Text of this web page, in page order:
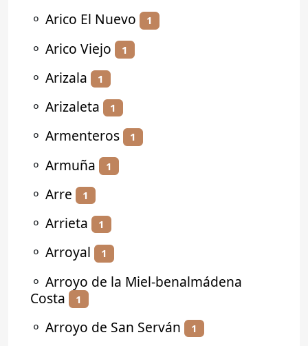
⚬ Arico El Nuevo 1
⚬ Arico Viejo 1
⚬ Arizala 1
⚬ Arizaleta 1
⚬ Armenteros 1
⚬ Armuña 1
⚬ Arre 1
⚬ Arrieta 1
⚬ Arroyal 1
⚬ Arroyo de la Miel-benalmádena
Costa
1
⚬ Arroyo de San Serván 1